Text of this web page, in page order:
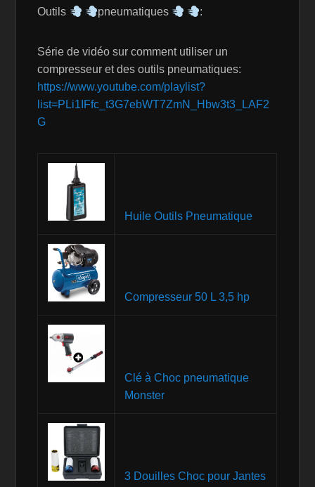
Outils pneumatiques :
Série de vidéo sur comment utiliser un
compresseur et des outils pneumatiques:
https://www.youtube.com/playlist?
list=PLi1IFfc_t3G7ebWT7ZmN_Hbw3t3_LAF2
G
Huile Outils Pneumatique
Compresseur 50 L 3,5 hp
Clé à Choc pneumatique
Monster
3 Douilles Choc pour Jantes